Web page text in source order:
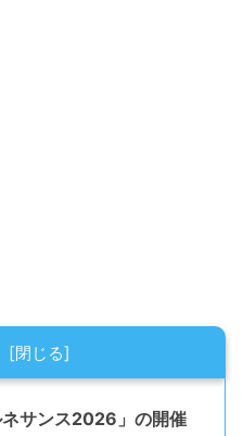
ネサンス2026」の開催